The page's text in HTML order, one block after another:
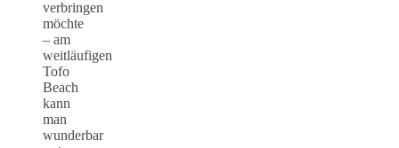
verbringen
möchte
– am
weitläufigen
Tofo
Beach
kann
man
wunderbar